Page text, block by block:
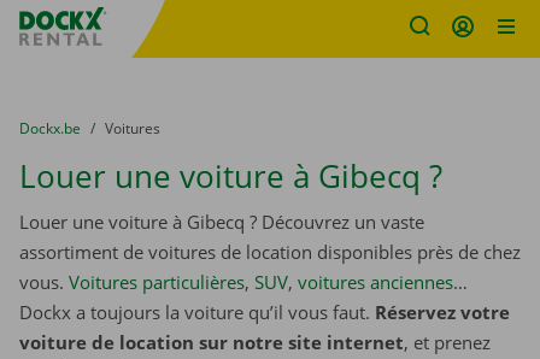
sitename
You are here:
du
Dockx.be to
Voitures
Louer une voiture à Gibecq ?
Louer une voiture à Gibecq ? Découvrez un vaste
assortiment de voitures de location disponibles près de chez
vous. Voitures particulières, SUV, voitures anciennes…
Dockx a toujours la voiture qu’il vous faut. Réservez votre
voiture de location sur notre site internet, et prenez